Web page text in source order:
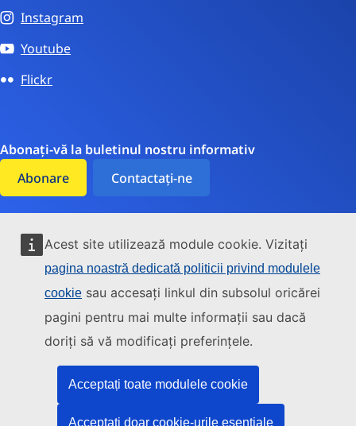
Acest site utilizează module cookie. Vizitați
pagina noastră dedicată politicii privind modulele
cookie sau accesați linkul din subsolul oricărei
pagini pentru mai multe informații sau dacă
doriți să vă modificați preferințele.
Acceptați toate modulele cookie
Acceptați doar cookie-urile esențiale
Instagram
Youtube
Flickr
Abonați-vă la buletinul nostru informativ
Abonare
Contactați-ne
Accesibilitate
Cookie-uri
Protecția datelor
Notă juridică
Transparență